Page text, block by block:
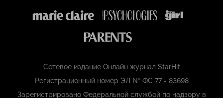
Сетевое издание Онлайн журнал StarHit
Регистрационный номер ЭЛ № ФС 77 - 83698
Зарегистрировано Федеральной службой по надзору в